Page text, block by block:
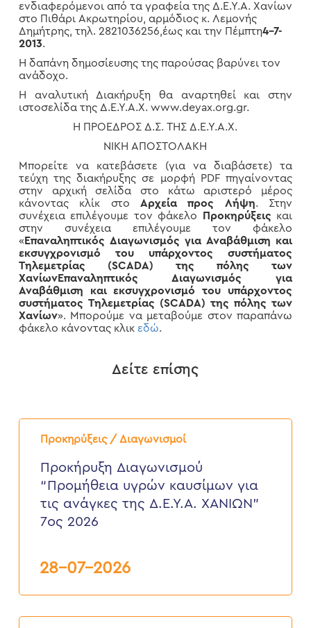
ενδιαφερόμενοι από τα γραφεία της Δ.Ε.Υ.Α. Χανίων
στο Πιθάρι Ακρωτηρίου, αρμόδιος κ. Λεμονής
Δημήτρης, τηλ. 2821036256,έως και την Πέμπτη4-7-
2013.
Η δαπάνη δημοσίευσης της παρούσας βαρύνει τον
ανάδοχο.
Η αναλυτική Διακήρυξη θα αναρτηθεί και στην
ιστοσελίδα της Δ.Ε.Υ.Α.Χ. www.deyax.org.gr.
Η ΠΡΟΕΔΡΟΣ Δ.Σ. ΤΗΣ Δ.Ε.Υ.Α.Χ.
ΝΙΚΗ ΑΠΟΣΤΟΛΑΚΗ
Μπορείτε να κατεβάσετε (για να διαβάσετε) τα
τεύχη της διακήρυξης σε μορφή PDF πηγαίνοντας
στην αρχική σελίδα στο κάτω αριστερό μέρος
κάνοντας κλίκ στο Αρχεία προς Λήψη. Στην
συνέχεια επιλέγουμε τον φάκελο
Προκηρύξεις και
στην συνέχεια επιλέγουμε τον φάκελο
«Επαναληπτικός Διαγωνισμός για Αναβάθμιση και
εκσυγχρονισμό του υπάρχοντος συστήματος
Τηλεμετρίας (SCADA) της πόλης των
ΧανίωνΕπαναληπτικός Διαγωνισμός για
Αναβάθμιση και εκσυγχρονισμό του υπάρχοντος
συστήματος Τηλεμετρίας (SCADA) της πόλης των
Χανίων». Μπορούμε να μεταβούμε στον παραπάνω
φάκελο κάνοντας κλικ εδώ.
Δείτε επίσης
Προκηρύξεις / Διαγωνισμοί
Προκήρυξη
Διαγωνισμού
υγρών
καυσίμων
ανάγκες
2026
Προκήρυξη Διαγωνισμού
“Προμήθεια υγρών καυσίμων για
τις ανάγκες της Δ.Ε.Υ.Α. ΧΑΝΙΩΝ”
7ος 2026
28-07-2026
ΠΡΟΚΗΡΥΞΗ